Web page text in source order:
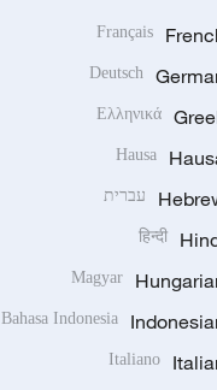
Français
Deutsch
Ελληνικά
Hausa
עברית
हिन्दी
Magyar
Bahasa Indonesia
Italiano